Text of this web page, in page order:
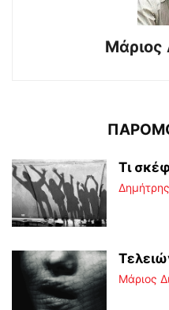
Μάριος
Τι
Μάριος